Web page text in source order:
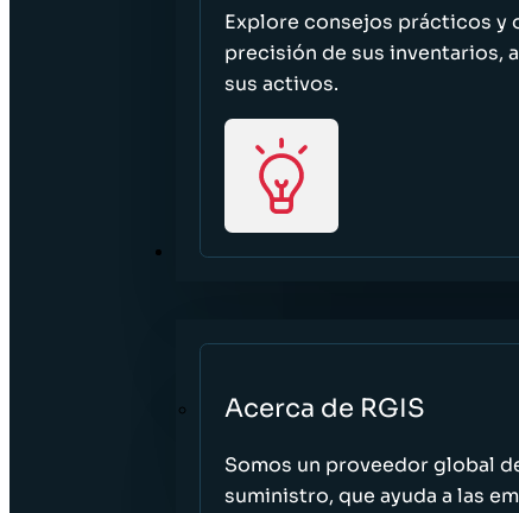
Explore consejos prácticos y
precisión de sus inventarios,
sus activos.
ACERCA DE
Acerca de RGIS
Somos un proveedor global
suministro, que ayuda a las